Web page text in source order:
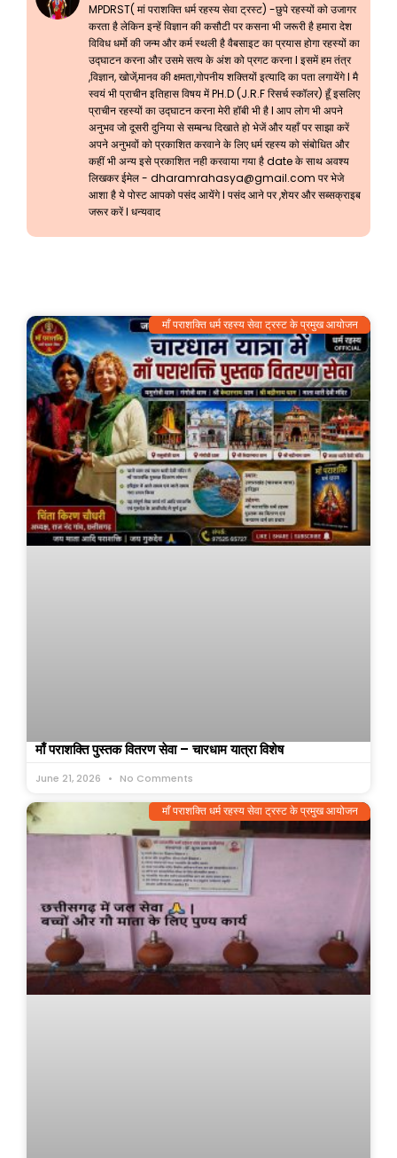
MPDRST( मां पराशक्ति धर्म रहस्य सेवा ट्रस्ट) -छुपे रहस्यों को उजागर
करता है लेकिन इन्हें विज्ञान की कसौटी पर कसना भी जरूरी है हमारा देश
विविध धर्मो की जन्म और कर्म स्थली है वैबसाइट का प्रयास होगा रहस्यों का
उद्घाटन करना और उसमे सत्य के अंश को प्रगट करना l इसमें हम तंत्र
,विज्ञान, खोजें,मानव की क्षमता,गोपनीय शक्तियों इत्यादि का पता लगायेंगे l मै
स्वयं भी प्राचीन इतिहास विषय में PH.D (J.R.F रिसर्च स्कॉलर) हूँ इसलिए
प्राचीन रहस्यों का उद्घाटन करना मेरी हॉबी भी है l आप लोग भी अपने
अनुभव जो दूसरी दुनिया से सम्बन्ध दिखाते हो भेजें और यहाँ पर साझा करें
अपने अनुभवों को प्रकाशित करवाने के लिए धर्म रहस्य को संबोधित और
कहीं भी अन्य इसे प्रकाशित नही करवाया गया है date के साथ अवश्य
लिखकर ईमेल - dharamrahasya@gmail.com पर भेजे
आशा है ये पोस्ट आपको पसंद आयेंगे l पसंद आने पर ,शेयर और सब्सक्राइब
जरूर करें l धन्यवाद
माँ पराशक्ति धर्म रहस्य सेवा ट्रस्ट के प्रमुख आयोजन
माँ पराशक्ति पुस्तक वितरण सेवा – चारधाम यात्रा विशेष
June 21, 2026 No Comments
माँ पराशक्ति धर्म रहस्य सेवा ट्रस्ट के प्रमुख आयोजन